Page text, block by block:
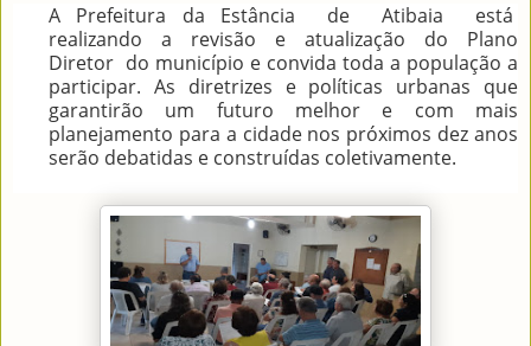
A Prefeitura da Estância de Atibaia está
realizando a revisão e atualização do Plano
Diretor do município e convida toda a população a
participar. As diretrizes e políticas urbanas que
garantirão um futuro melhor e com mais
planejamento para a cidade nos próximos dez anos
serão debatidas e construídas coletivamente.